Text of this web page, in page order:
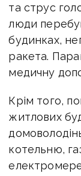
та струс
люди
будинках,
ракета.
медичну
Крім того,
житлових
котельню,